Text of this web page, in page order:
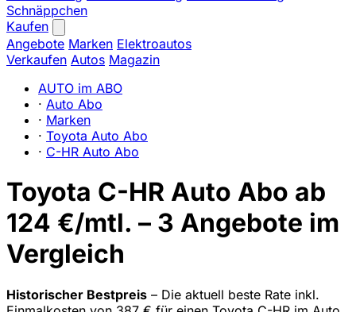
Schnäppchen
Kaufen
Angebote Marken Elektroautos
Verkaufen Autos Magazin
AUTO im ABO
· Auto Abo
· Marken
· Toyota Auto Abo
· C-HR Auto Abo
Toyota C-HR Auto Abo ab
124 €/mtl. – 3 Angebote im
Vergleich
Historischer Bestpreis – Die aktuell beste Rate inkl.